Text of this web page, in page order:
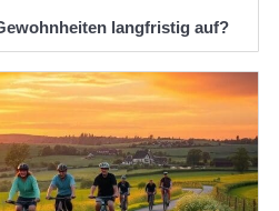
langfristig auf?